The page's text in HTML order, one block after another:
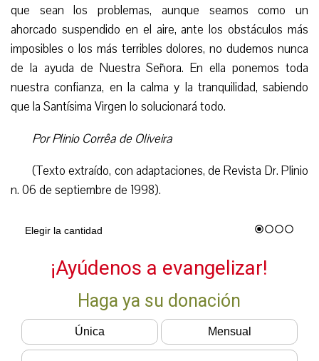
que sean los problemas, aunque seamos como un
ahorcado suspendido en el aire, ante los obstáculos más
imposibles o los más terribles dolores, no dudemos nunca
de la ayuda de Nuestra Señora. En ella ponemos toda
nuestra confianza, en la calma y la tranquilidad, sabiendo
que la Santísima Virgen lo solucionará todo.
Por Plinio Corrêa de Oliveira
(Texto extraído, con adaptaciones, de Revista Dr. Plinio
n. 06 de septiembre de 1998).